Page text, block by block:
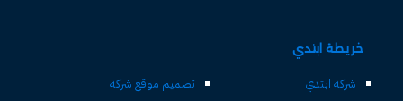
خريطة ابتدي
شركة ابتدي
تصميم موقع شركة